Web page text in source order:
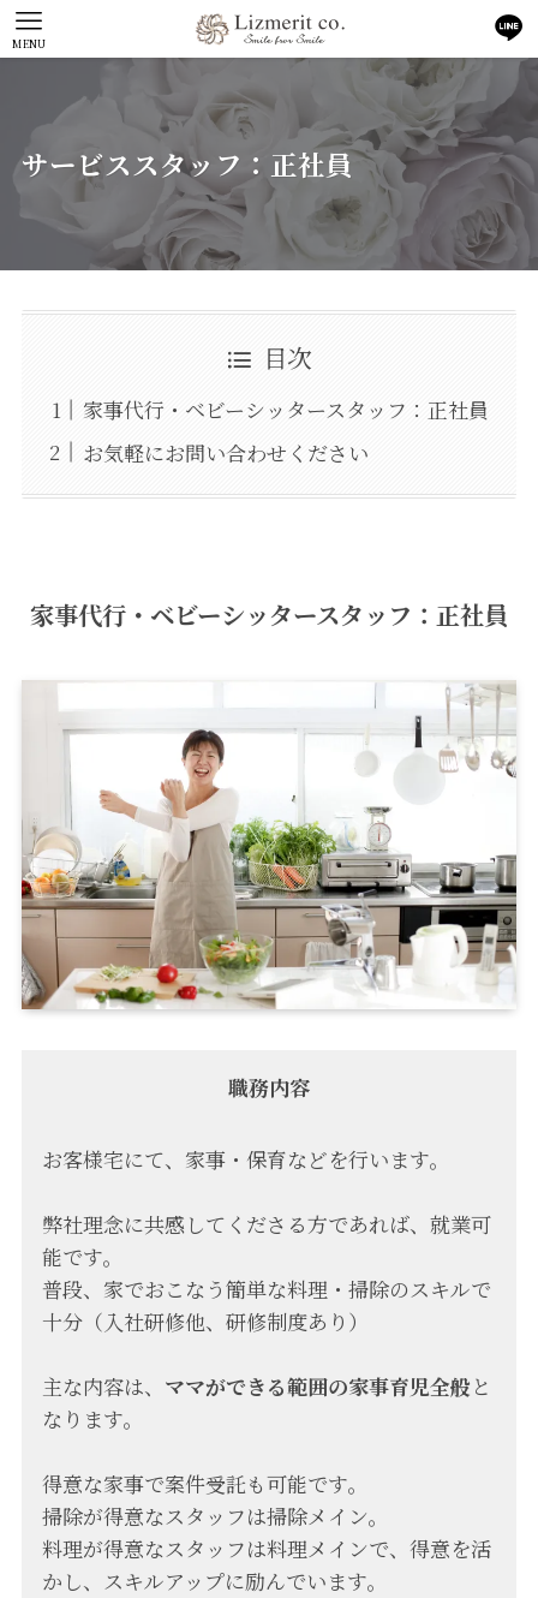
MENU
サービススタッフ：正社員
目次
家事代行・ベビーシッタースタッフ：正社員
お気軽にお問い合わせください
家事代行・ベビーシッタースタッフ：正社員
職務内容
お客様宅にて、家事・保育などを行います。
弊社理念に共感してくださる方であれば、就業可
能です。
普段、家でおこなう簡単な料理・掃除のスキルで
十分（入社研修他、研修制度あり）
主な内容は、 ママができる範囲の家事育児全般 と
なります。
得意な家事で案件受託も可能です。
掃除が得意なスタッフは掃除メイン。
料理が得意なスタッフは料理メインで、得意を活
かし、スキルアップに励んでいます。